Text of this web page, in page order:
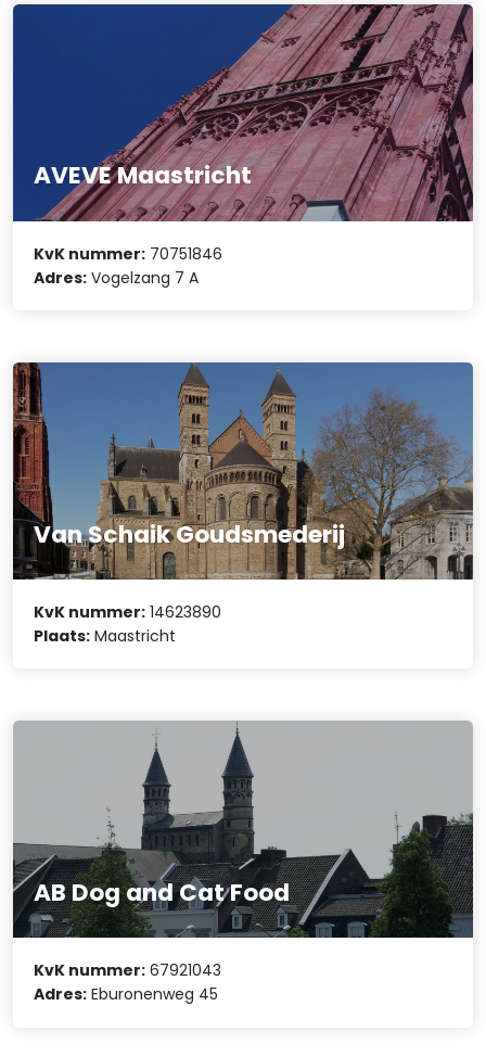
AVEVE Maastricht
KvK nummer: 70751846
Adres: Vogelzang 7 A
Van Schaik Goudsmederij
KvK nummer: 14623890
Plaats: Maastricht
AB Dog and Cat Food
KvK nummer: 67921043
Adres: Eburonenweg 45